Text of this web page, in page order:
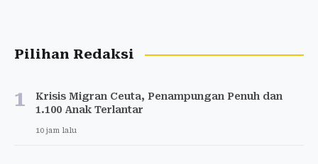
Pilihan Redaksi
1
Krisis Migran Ceuta, Penampungan Penuh dan
1.100 Anak Terlantar
10 jam lalu